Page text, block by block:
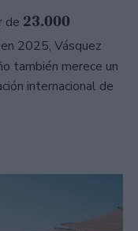
de 23.000
2025, Vásquez
también merece un
internacional de